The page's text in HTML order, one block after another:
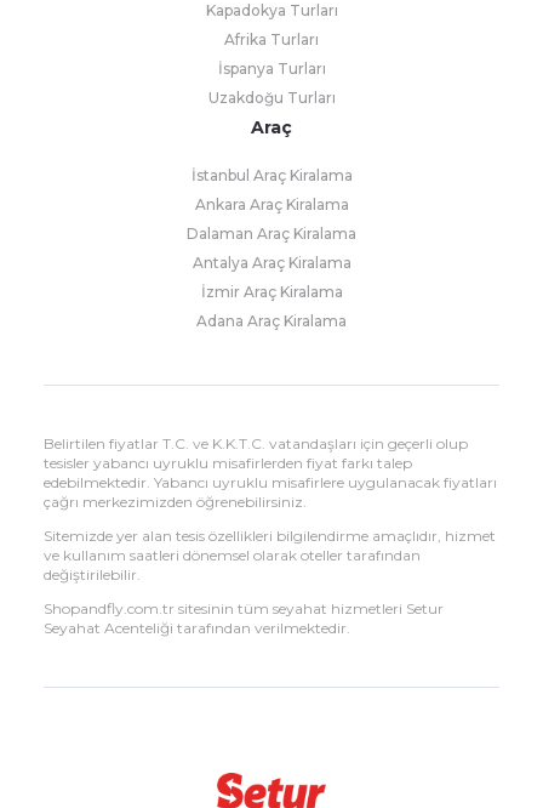
Kapadokya Turları
Afrika Turları
İspanya Turları
Uzakdoğu Turları
Araç
İstanbul Araç Kiralama
Ankara Araç Kiralama
Dalaman Araç Kiralama
Antalya Araç Kiralama
İzmir Araç Kiralama
Adana Araç Kiralama
Belirtilen fiyatlar T.C. ve K.K.T.C. vatandaşları için geçerli olup
tesisler yabancı uyruklu misafirlerden fiyat farkı talep
edebilmektedir. Yabancı uyruklu misafirlere uygulanacak fiyatları
çağrı merkezimizden öğrenebilirsiniz.
Sitemizde yer alan tesis özellikleri bilgilendirme amaçlıdır, hizmet
ve kullanım saatleri dönemsel olarak oteller tarafından
değiştirilebilir.
Shopandfly.com.tr sitesinin tüm seyahat hizmetleri Setur
Seyahat Acenteliği tarafından verilmektedir.